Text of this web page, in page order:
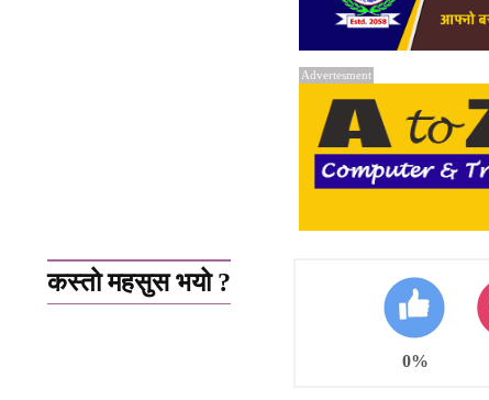
Advertesment
कस्तो महसुस भयो ?
0%